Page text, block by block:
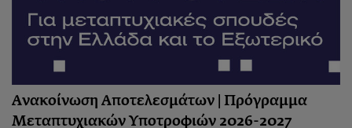
Ανακοίνωση Αποτελεσμάτων | Πρόγραμμα
Μεταπτυχιακών Υποτροφιών 2026-2027